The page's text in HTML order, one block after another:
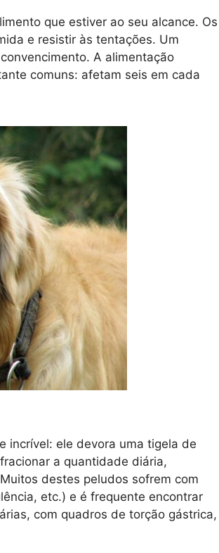
que estiver ao seu alcance. Os
e resistir às tentações. Um
A alimentação
comuns: afetam seis em cada
incrível: ele devora uma tigela de
a quantidade diária,
destes peludos sofrem com
etc.) e é frequente encontrar
com quadros de torção gástrica,